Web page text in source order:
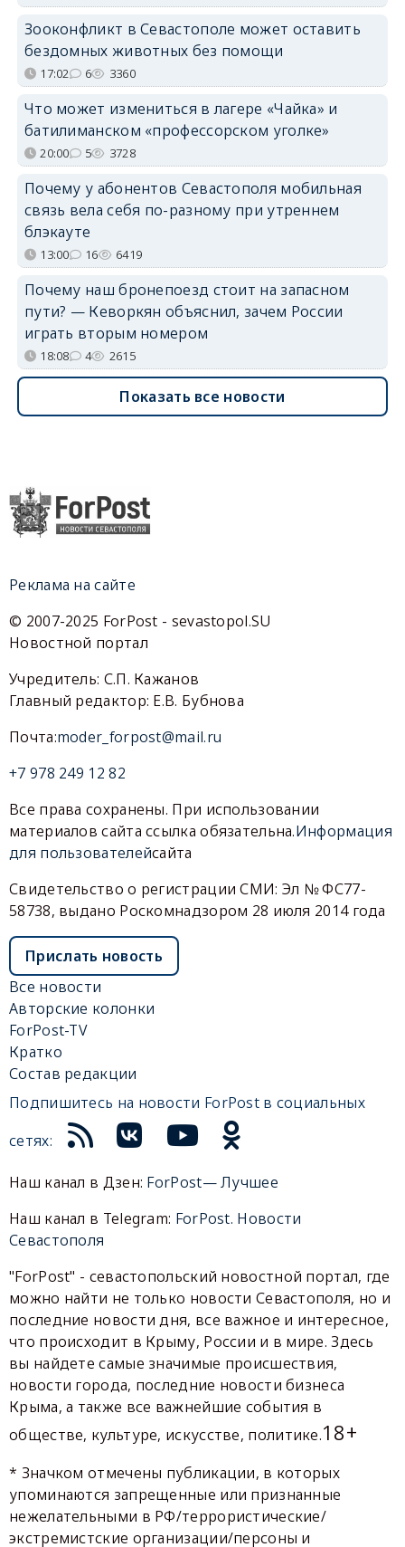
Зооконфликт в Севастополе может оставить
бездомных животных без помощи
17:02 6 3360
Что может измениться в лагере «Чайка» и
батилиманском «профессорском уголке»
20:00 5 3728
Почему у абонентов Севастополя мобильная
связь вела себя по-разному при утреннем
блэкауте
13:00 16 6419
Почему наш бронепоезд стоит на запасном
пути? — Кеворкян объяснил, зачем России
играть вторым номером
18:08 4 2615
Показать все новости
Реклама на сайте
© 2007-2025 ForPost - sevastopol.SU
Новостной портал
Учредитель: С.П. Кажанов
Главный редактор: Е.В. Бубнова
Почта:moder_forpost@mail.ru
+7 978 249 12 82
Все права сохранены. При использовании
материалов сайта ссылка обязательна.Информация
для пользователейсайта
Свидетельство о регистрации СМИ: Эл № ФС77-
58738, выдано Роскомнадзором 28 июля 2014 года
Прислать новость
Все новости
Авторские колонки
ForPost-TV
Кратко
Состав редакции
Подпишитесь на новости ForPost в социальных
сетях:
Наш канал в Дзен: ForPost— Лучшее
Наш канал в Telegram: ForPost. Новости
Севастополя
"ForPost" - севастопольский новостной портал, где
можно найти не только новости Севастополя, но и
последние новости дня, все важное и интересное,
что происходит в Крыму, России и в мире. Здесь
вы найдете самые значимые происшествия,
новости города, последние новости бизнеса
Крыма, а также все важнейшие события в
обществе, культуре, искусстве, политике.18+
* Значком отмечены публикации, в которых
упоминаются запрещенные или признанные
нежелательными в РФ/террористические/
экстремистские организации/персоны и